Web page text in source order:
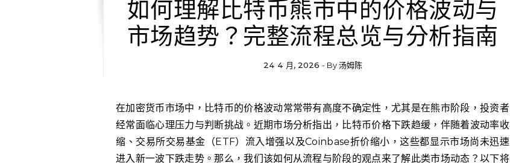
如何理解比特币熊市中的价格波动与
市场趋势？完整流程总览与分析指南
24 4 月, 2026 - By汤姆陈
在加密货币市场中，比特币的价格波动常常带有高度不确定性，尤其是在熊市阶段，投资者
经常面临心理压力与判断挑战。近期市场分析指出，比特币价格下跌趋缓，伴随着波动率收
缩、交易所交易基金（ETF）流入增强以及Coinbase折价缩小，这些都显示市场尚未迅速
进入新一波下跌走势。那么，我们该如何从流程与阶段的观点来了解此类市场动态？以下将